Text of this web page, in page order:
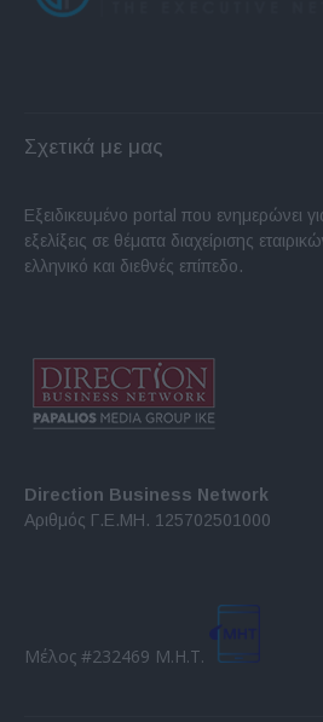
Σχετικά με μας
Εξειδικευμένο portal που ενημερώνει για
εξελίξεις σε θέματα διαχείρισης
ελληνικό και διεθνές επίπεδο.
Direction Business Network
Αριθμός Γ.Ε.ΜΗ. 125702501000
Μέλος #232469 Μ.Η.Τ.